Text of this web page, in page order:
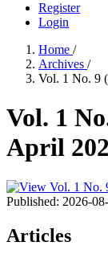
Register
Login
Home /
Archives /
Vol. 1 No. 9
Vol. 1
April
Published: 2026-
Articles